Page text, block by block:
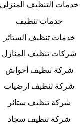
خدمات التنظيف المنزلي
خدمات تنظيف
خدمات تنظيف الستائر
شركات تنظيف المنازل
شركة تنظيف أحواش
شركة تنظيف ارضيات
شركة تنظيف ستائر
شركة تنظيف سجاد